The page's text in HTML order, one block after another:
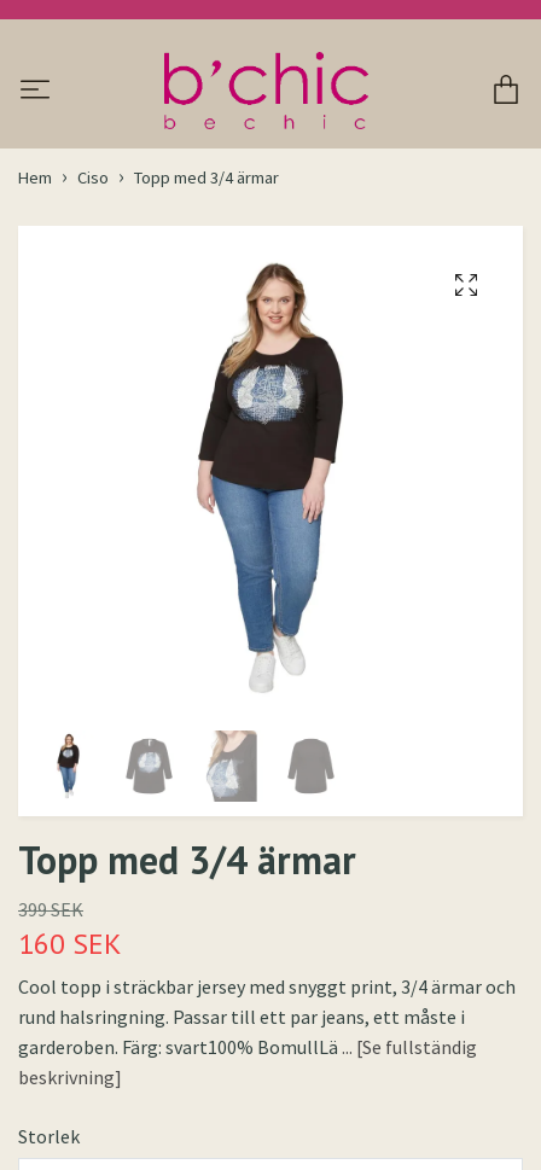
Hem Ciso Topp med 3/4 ärmar
Topp med 3/4 ärmar
399 SEK
160 SEK
Cool topp i sträckbar jersey med snyggt print, 3/4 ärmar och
rund halsringning. Passar till ett par jeans, ett måste i
garderoben. Färg: svart100% BomullLä ... [Se fullständig
beskrivning]
Storlek